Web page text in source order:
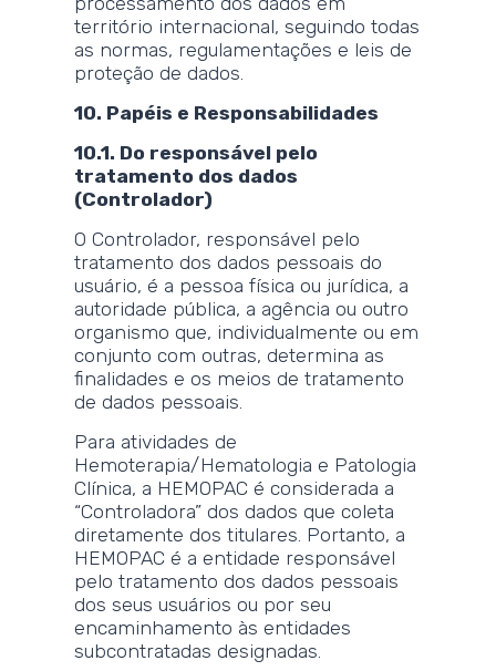
território internacional, seguindo todas
as normas, regulamentações e leis de
proteção de dados.
10. Papéis e Responsabilidades
10.1. Do responsável pelo
tratamento dos dados
(Controlador)
O Controlador, responsável pelo
tratamento dos dados pessoais do
usuário, é a pessoa física ou jurídica, a
autoridade pública, a agência ou outro
organismo que, individualmente ou em
conjunto com outras, determina as
finalidades e os meios de tratamento
de dados pessoais.
Para atividades de
Hemoterapia/Hematologia e Patologia
Clínica, a HEMOPAC é considerada a
“Controladora” dos dados que coleta
diretamente dos titulares. Portanto, a
HEMOPAC é a entidade responsável
pelo tratamento dos dados pessoais
dos seus usuários ou por seu
encaminhamento às entidades
subcontratadas designadas.